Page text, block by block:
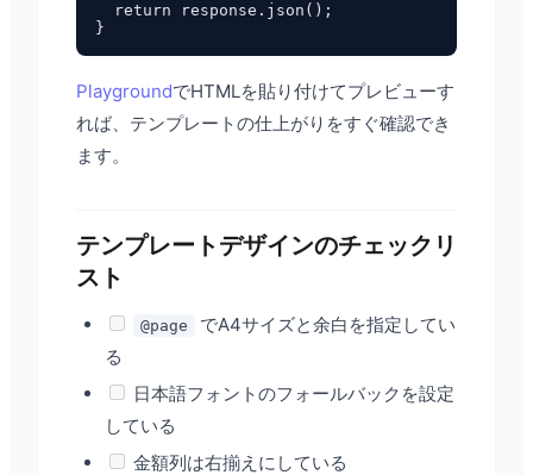
  return response.json();
PlaygroundでHTMLを貼り付けてプレビューす
れば、テンプレートの仕上がりをすぐ確認でき
ます。
テンプレートデザインのチェックリ
スト
@page
でA4サイズと余白を指定してい
る
日本語フォントのフォールバックを設定
している
金額列は右揃えにしている